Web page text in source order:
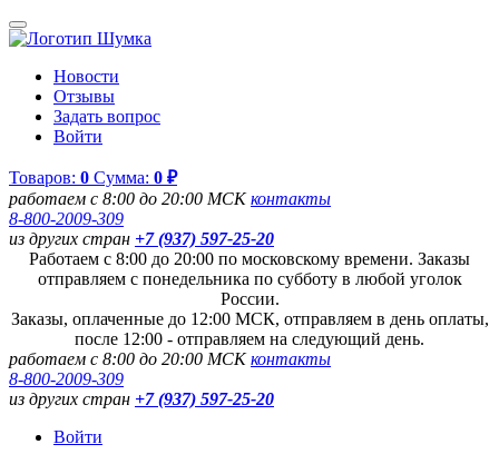
Новости
Отзывы
Задать вопрос
Войти
Товаров: 0 Сумма: 0 ₽
работаем с 8:00 до 20:00 МСКконтакты
8-800-2009-309
из других стран +7 (937) 597-25-20
Работаем с 8:00 до 20:00 по московскому времени. Заказы
отправляем с понедельника по субботу в любой уголок
России.
Заказы, оплаченные до 12:00 МСК, отправляем в день оплаты,
после 12:00 - отправляем на следующий день.
работаем с 8:00 до 20:00 МСКконтакты
8-800-2009-309
из других стран +7 (937) 597-25-20
Войти